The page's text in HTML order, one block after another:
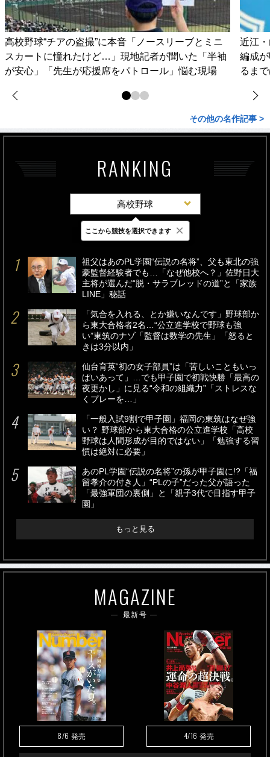
高校野球“チアの盗撮”に本音「ノースリーブとミニ
スカートに憧れたけど…」現地記者が聞いた「半袖
が安心」「先生が応援席をパトロール」悩む現場
近江
編成
るま
その他の名作記事 >
RANKING
高校野球
最新 24時間 週間
祖父はあのPL学園“伝説の名将”、父も東北の強
豪監督経験者でも…「なぜ他校へ？」佐野日大
主将が選んだ“脱・サラブレッドの道”と「家族
LINE」秘話
「気合を入れる、とか嫌いなんです」野球部か
ら東大合格者2名…“公立進学校で野球も強
い”東筑のナゾ「監督は数学の先生」「怒ると
きは3分以内」
仙台育英“初の女子部員”は「苦しいこともいっ
ぱいあって」…でも甲子園で初戦快勝「最高の
夜更かし」に見る“令和の組織力”「ストレスな
くプレーを…」
「一般入試9割で甲子園」福岡の東筑はなぜ強
い？ 野球部から東大合格の公立進学校「高校
野球は人間形成が目的ではない」「勉強する習
慣は絶対に必要」
あのPL学園“伝説の名将”の孫が甲子園に!?「福
留孝介の付き人」“PLの子”だった父が語った
「最強軍団の裏側」と「親子3代で目指す甲子
園」
もっと見る
MAGAZINE
最新号
8/6 発売 4/16 発売
ここから競技を選択できます ×